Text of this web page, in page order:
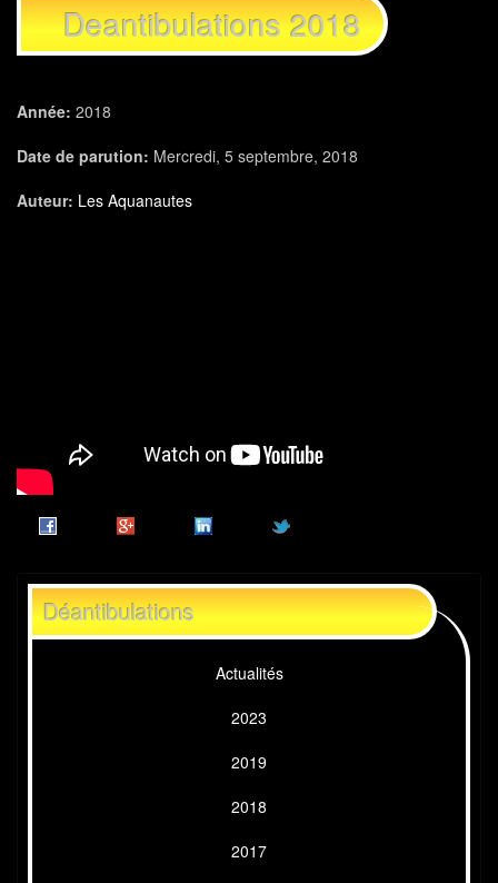
Deantibulations 2018
Année: 2018
Date de parution: Mercredi, 5 septembre, 2018
Auteur: Les Aquanautes
Déantibulations
Actualités
2023
2019
2018
2017